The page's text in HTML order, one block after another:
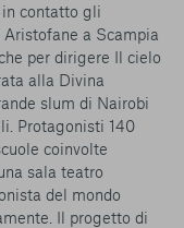
in contatto gli
a Scampia
per dirigere Il cielo
alla Divina
slum di Nairobi
Protagonisti 140
coinvolte
sala teatro
del mondo
Il progetto di